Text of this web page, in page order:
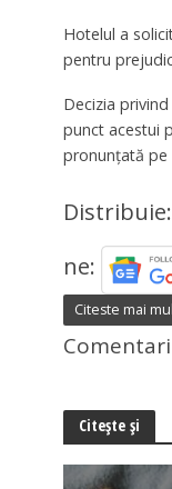
Hotelul a
pentru
Decizia
punct acestui
pronunţată pe
Distribuie:
ne:
Citeste mai
Citește și